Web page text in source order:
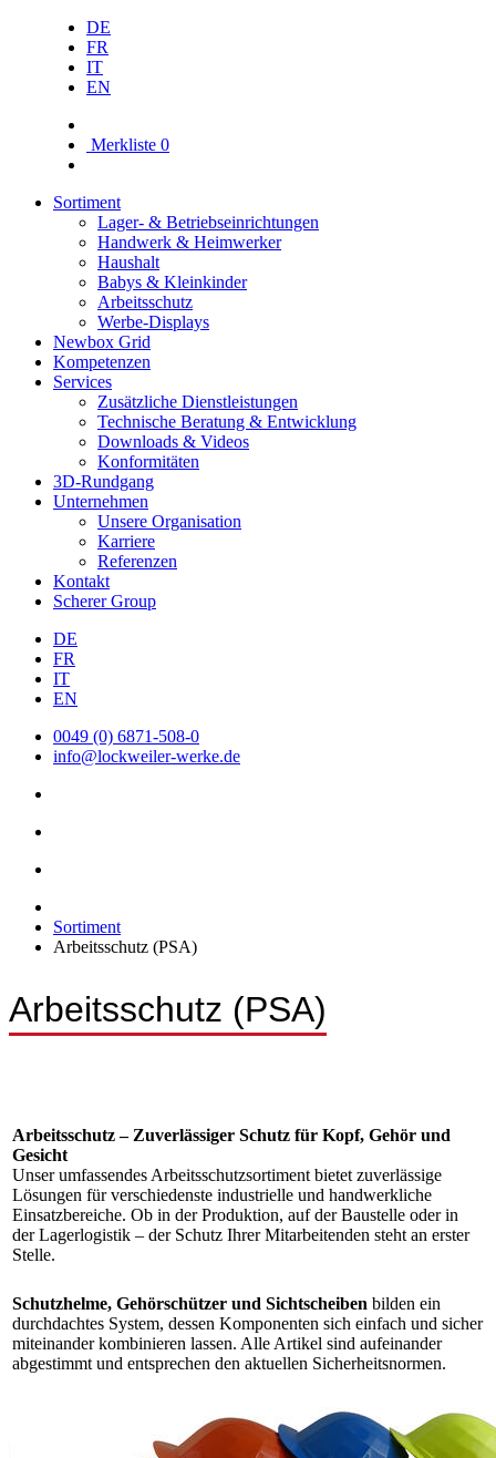
DE
FR
IT
EN
Merkliste 0
Sortiment
Lager- & Betriebs­einrichtungen
Handwerk & Heimwerker
Haushalt
Babys & Kleinkinder
Arbeitsschutz
Werbe-Displays
Newbox Grid
Kompetenzen
Services
Zusätzliche Dienstleistungen
Technische Beratung & Entwicklung
Downloads & Videos
Konformitäten
3D-Rundgang
Unternehmen
Unsere Organisation
Karriere
Referenzen
Kontakt
Scherer Group
DE
FR
IT
EN
0049 (0) 6871-508-0
info@lockweiler-werke.de
Sortiment
Arbeitsschutz (PSA)
Arbeitsschutz (PSA)
Arbeitsschutz – Zuverlässiger Schutz für Kopf, Gehör und
Gesicht
Unser umfassendes Arbeitsschutzsortiment bietet zuverlässige
Lösungen für verschiedenste industrielle und handwerkliche
Einsatzbereiche. Ob in der Produktion, auf der Baustelle oder in
der Lagerlogistik – der Schutz Ihrer Mitarbeitenden steht an erster
Stelle.
Schutzhelme, Gehörschützer und Sichtscheiben bilden ein
durchdachtes System, dessen Komponenten sich einfach und sicher
miteinander kombinieren lassen. Alle Artikel sind aufeinander
abgestimmt und entsprechen den aktuellen Sicherheitsnormen.